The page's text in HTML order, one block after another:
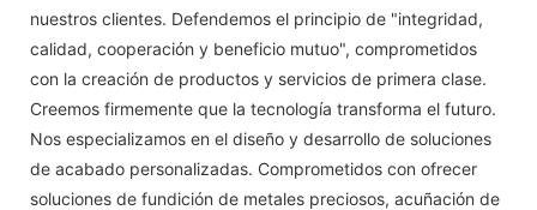
nuestros clientes. Defendemos el principio de "integridad,
calidad, cooperación y beneficio mutuo", comprometidos
con la creación de productos y servicios de primera clase.
Creemos firmemente que la tecnología transforma el futuro.
Nos especializamos en el diseño y desarrollo de soluciones
de acabado personalizadas. Comprometidos con ofrecer
soluciones de fundición de metales preciosos, acuñación de